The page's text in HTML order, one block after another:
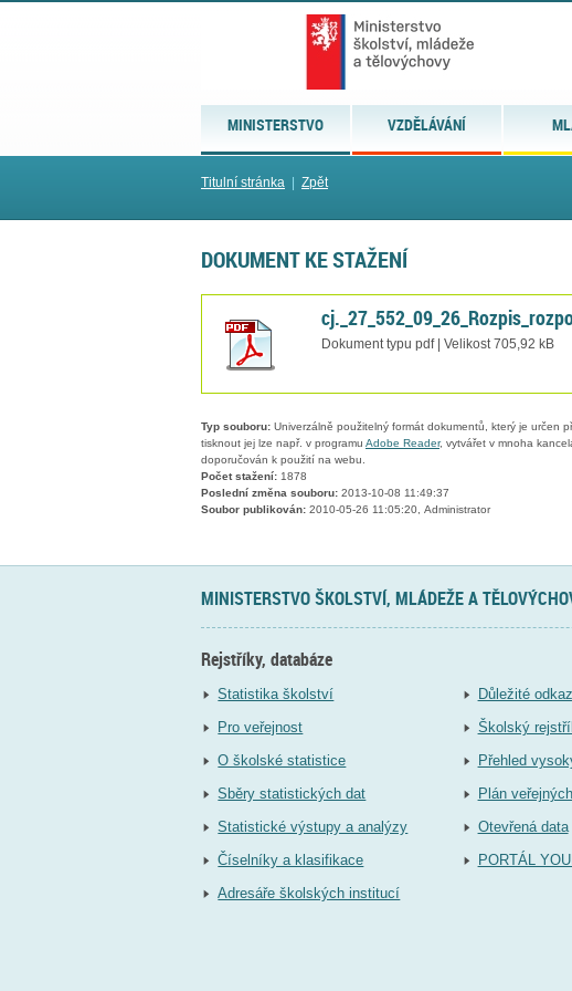
MINISTERSTVO VZDĚLÁVÁNÍ
Titulní stránka Zpět
DOKUMENT KE STAŽENÍ
Dokument typu pdf | Velikost 705,92 kB
Typ souboru: Univerzálně použitelný formát dokumentů, který je určen
tisknout jej lze např. v programu Adobe Reader, vytvářet v mnoha
doporučován k použití na webu.
Počet stažení: 1878
Poslední změna souboru: 2013-10-08 11:49:37
Soubor publikován: 2010-05-26 11:05:20, Administrator
MINISTERSTVO ŠKOLSTVÍ, MLÁDEŽE A
Rejstříky, databáze
Statistika školství
Pro veřejnost
O školské statistice
Sběry statistických dat
Statistické výstupy a analýzy
Číselníky a klasifikace
Adresáře školských institucí
Důležité
Školský
Přehled
Plán
Otevřená data
PORTÁL